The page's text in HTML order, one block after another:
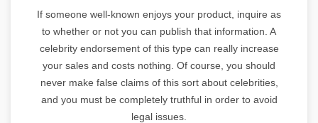
If someone well-known enjoys your product, inquire as
to whether or not you can publish that information. A
celebrity endorsement of this type can really increase
your sales and costs nothing. Of course, you should
never make false claims of this sort about celebrities,
and you must be completely truthful in order to avoid
legal issues.